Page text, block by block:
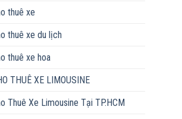
thuê xe
thuê xe du lịch
thuê xe hoa
THUÊ XE LIMOUSINE
Thuê Xe Limousine Tại TP.HCM